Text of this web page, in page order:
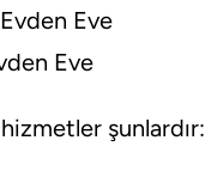
Eve
şunlardır: